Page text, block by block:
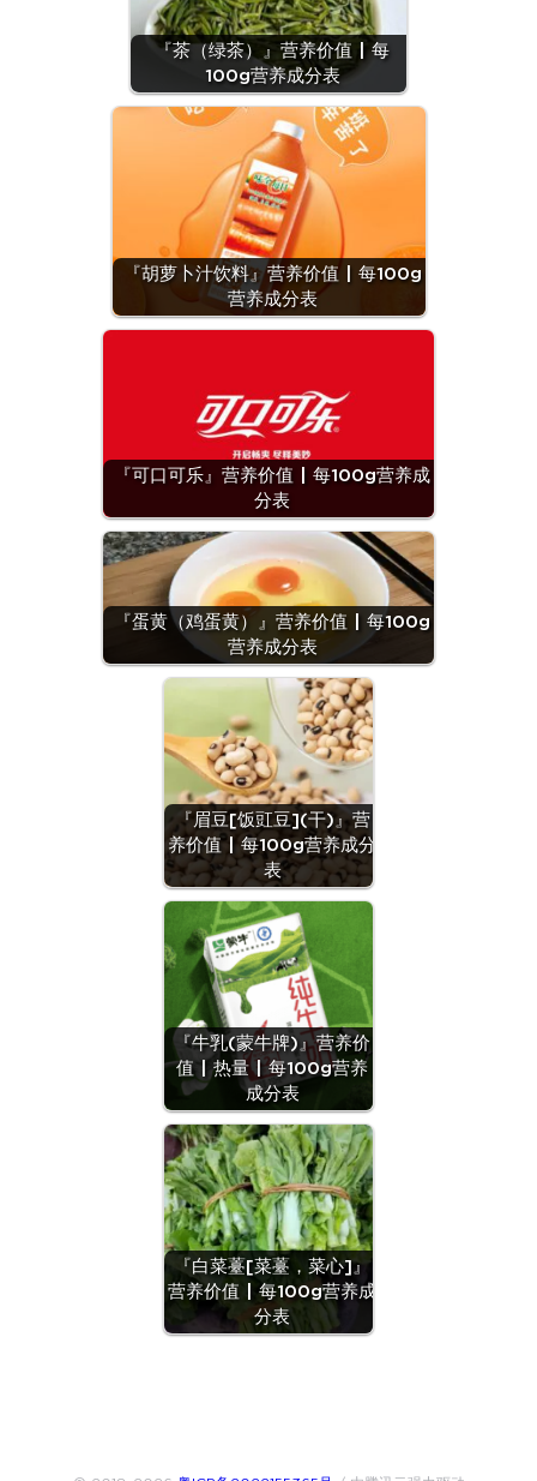
『茶（绿茶）』营养价值 | 每
100g营养成分表
『胡萝卜汁饮料』营养价值 | 每100g
营养成分表
『可口可乐』营养价值 | 每100g营养成
分表
『蛋黄（鸡蛋黄）』营养价值 | 每100g
营养成分表
『眉豆[饭豇豆](干)』营
养价值 | 每100g营养成分
表
『牛乳(蒙牛牌)』营养价
值 | 热量 | 每100g营养
成分表
『白菜薹[菜薹，菜心]』
营养价值 | 每100g营养成
分表